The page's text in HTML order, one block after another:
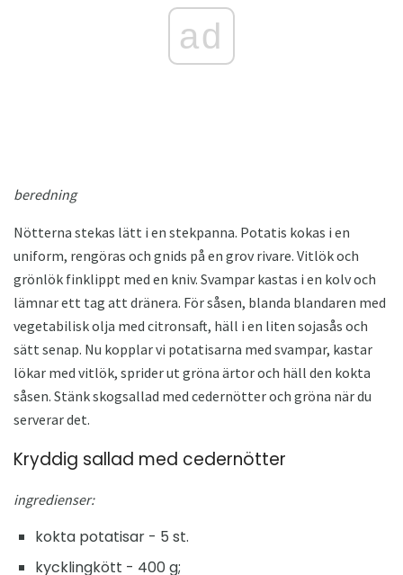
ad
beredning
Nötterna stekas lätt i en stekpanna. Potatis kokas i en
uniform, rengöras och gnids på en grov rivare. Vitlök och
grönlök finklippt med en kniv. Svampar kastas i en kolv och
lämnar ett tag att dränera. För såsen, blanda blandaren med
vegetabilisk olja med citronsaft, häll i en liten sojasås och
sätt senap. Nu kopplar vi potatisarna med svampar, kastar
lökar med vitlök, sprider ut gröna ärtor och häll den kokta
såsen. Stänk skogsallad med cedernötter och gröna när du
serverar det.
Kryddig sallad med cedernötter
ingredienser:
kokta potatisar - 5 st.
kycklingkött - 400 g;